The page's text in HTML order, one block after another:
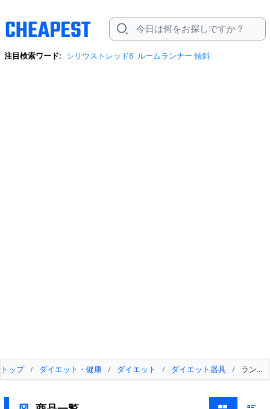
注目検索ワード: シリウストレッド8 ルームランナー 傾斜
トップ / ダイエット・健康 / ダイエット / ダイエット器具 / ランニ